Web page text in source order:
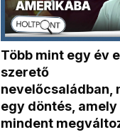
Több mint egy év
szerető
nevelőcsaládban,
egy döntés, amely
mindent